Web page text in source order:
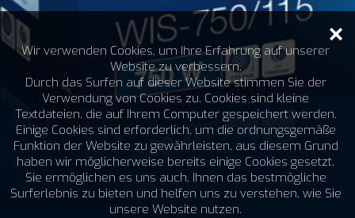
Wir verwenden Cookies, um Ihre Erfahrung auf unserer
Website zu verbessern.
Durch das Surfen auf dieser Website stimmen Sie der
Verwendung von Cookies zu. Cookies sind kleine
Textdateien, die auf Ihrem Computer gespeichert werden.
Einige Cookies sind erforderlich, um die ordnungsgemäße
Funktion der Website zu gewährleisten, aus diesem Grund
haben wir möglicherweise bereits einige Cookies gesetzt.
Sie ermöglichen es uns auch, Ihnen das bestmögliche
Surferlebnis zu bieten und helfen uns zu verstehen, wie Sie
unsere Website nutzen.